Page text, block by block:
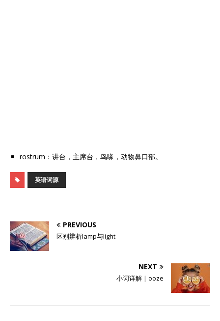
rostrum：讲台，主席台，鸟喙，动物鼻口部。
英语词源
PREVIOUS
区别辨析lamp与light
NEXT
小词详解 | ooze